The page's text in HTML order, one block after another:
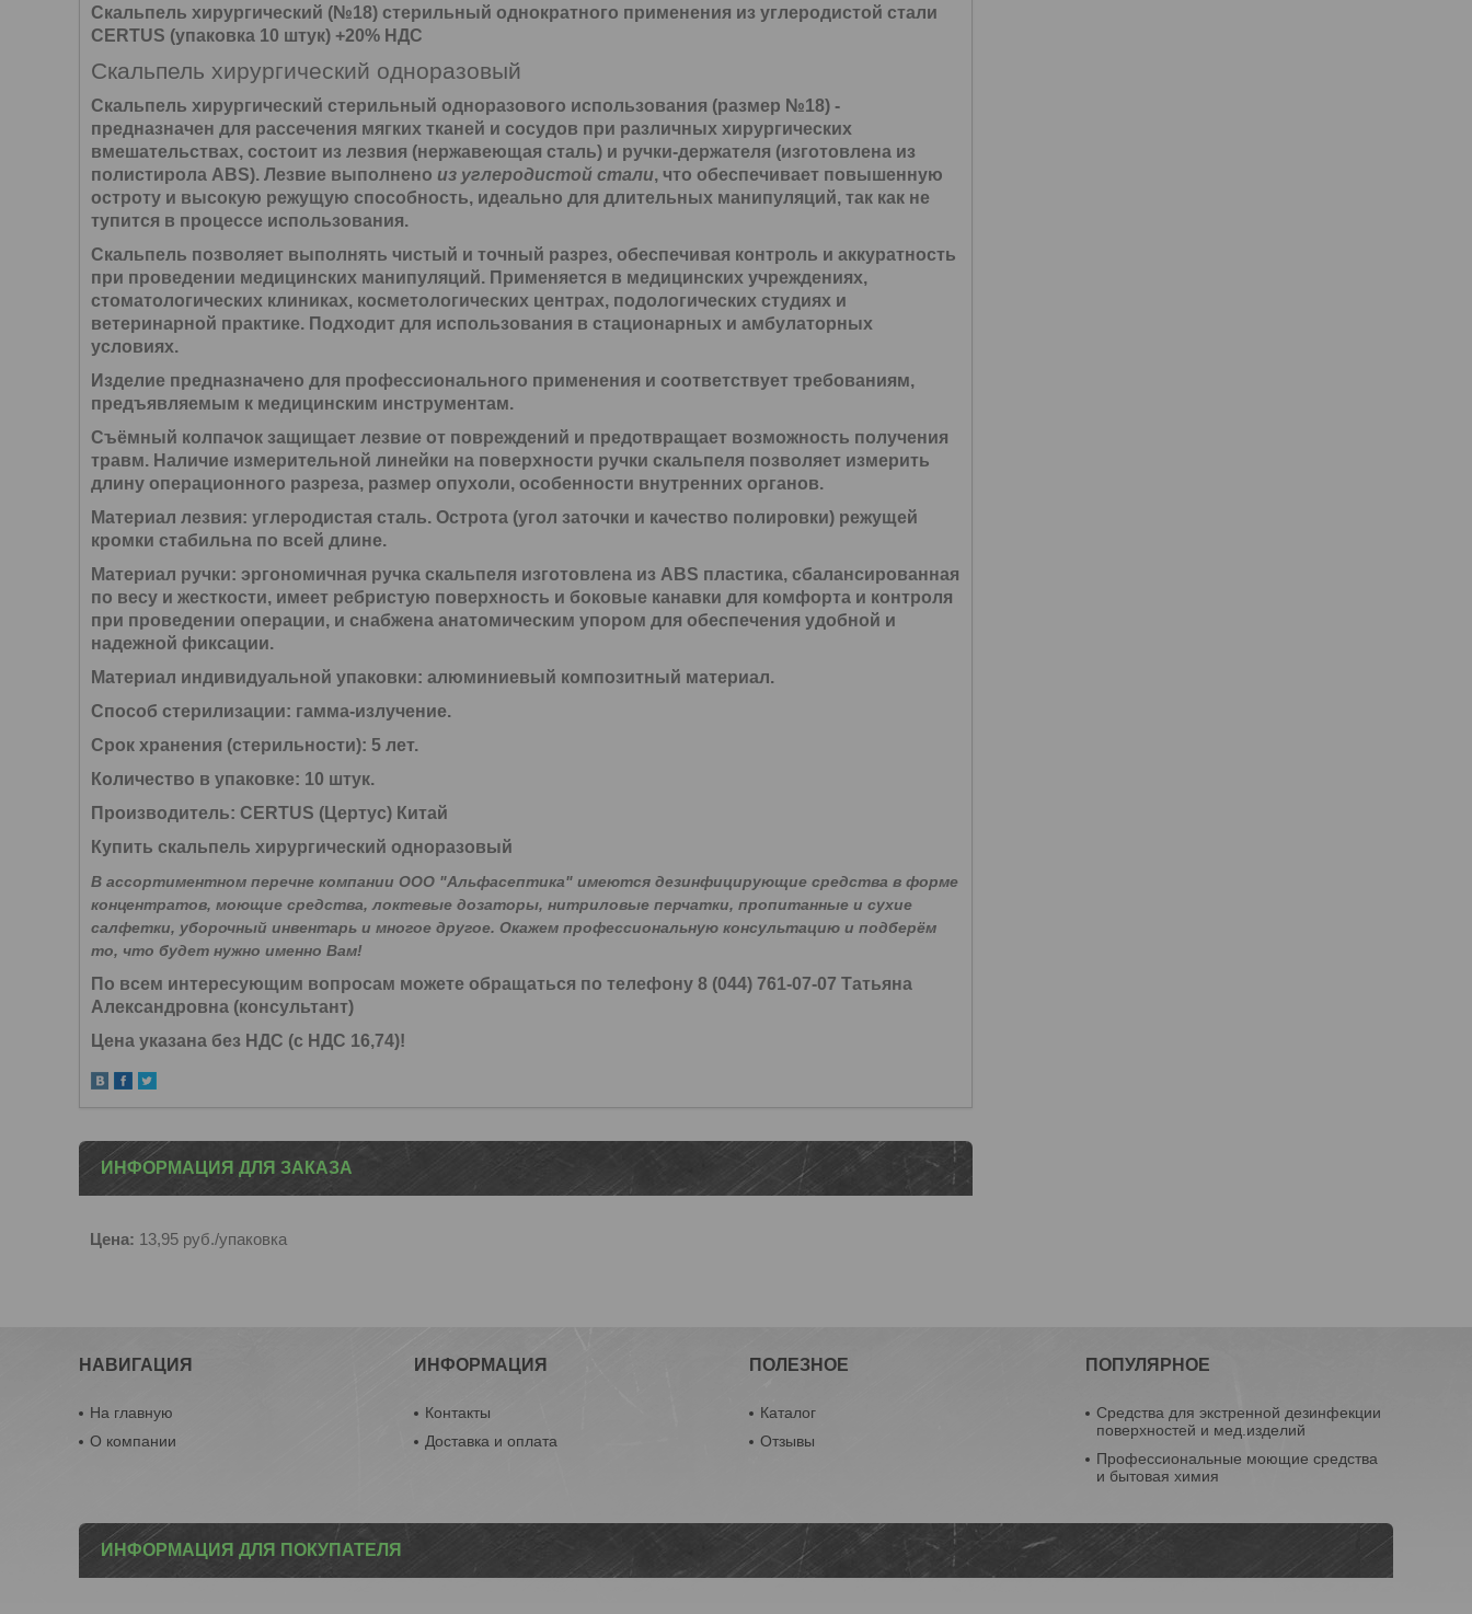
Скальпель хирургический (№18) стерильный однократного применения из углеродистой стали
CERTUS (упаковка 10 штук) +20% НДС
Скальпель хирургический одноразовый
Скальпель хирургический стерильный одноразового использования (размер №18) -
предназначен для рассечения мягких тканей и сосудов при различных хирургических
вмешательствах, состоит из лезвия (нержавеющая сталь) и ручки-держателя (изготовлена из
полистирола ABS). Лезвие выполнено из углеродистой стали, что обеспечивает повышенную
остроту и высокую режущую способность, идеально для длительных манипуляций, так как не
тупится в процессе использования.
Скальпель позволяет выполнять чистый и точный разрез, обеспечивая контроль и аккуратность
при проведении медицинских манипуляций. Применяется в медицинских учреждениях,
стоматологических клиниках, косметологических центрах, подологических студиях и
ветеринарной практике. Подходит для использования в стационарных и амбулаторных
условиях.
Изделие предназначено для профессионального применения и соответствует требованиям,
предъявляемым к медицинским инструментам.
Съёмный колпачок защищает лезвие от повреждений и предотвращает возможность получения
травм. Наличие измерительной линейки на поверхности ручки скальпеля позволяет измерить
длину операционного разреза, размер опухоли, особенности внутренних органов.
Материал лезвия: углеродистая сталь. Острота (угол заточки и качество полировки) режущей
кромки стабильна по всей длине.
Материал ручки: эргономичная ручка скальпеля изготовлена из ABS пластика, сбалансированная
по весу и жесткости, имеет ребристую поверхность и боковые канавки для комфорта и контроля
при проведении операции, и снабжена анатомическим упором для обеспечения удобной и
надежной фиксации.
Материал индивидуальной упаковки: алюминиевый композитный материал.
Способ стерилизации: гамма-излучение.
Срок хранения (стерильности): 5 лет.
Количество в упаковке: 10 штук.
Производитель: CERTUS (Цертус) Китай
Купить скальпель хирургический одноразовый
В ассортиментном перечне компании ООО "Альфасептика" имеются дезинфицирующие средства в форме
концентратов, моющие средства, локтевые дозаторы, нитриловые перчатки, пропитанные и сухие
салфетки, уборочный инвентарь и многое другое. Окажем профессиональную консультацию и подберём
то, что будет нужно именно Вам!
По всем интересующим вопросам можете обращаться по телефону 8 (044) 761-07-07 Татьяна
Александровна (консультант)
Цена указана без НДС (с НДС 16,74)!
ИНФОРМАЦИЯ ДЛЯ ЗАКАЗА
Цена: 13,95 руб./упаковка
НАВИГАЦИЯ
На главную
О компании
ИНФОРМАЦИЯ
Контакты
Доставка и оплата
ПОЛЕЗНОЕ
Каталог
Отзывы
ПОПУЛЯРНОЕ
Средства для экстренной дезинфекции
поверхностей и мед.изделий
Профессиональные моющие средства
и бытовая химия
ИНФОРМАЦИЯ ДЛЯ ПОКУПАТЕЛЯ